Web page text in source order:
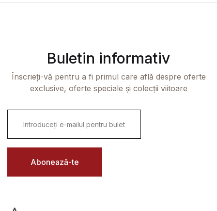
Buletin informativ
Înscrieți-vă pentru a fi primul care află despre oferte
exclusive, oferte speciale și colecții viitoare
i
l
Abonează-te